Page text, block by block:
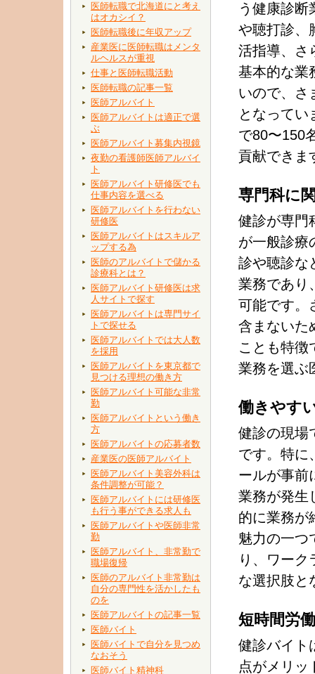
医師転職で北海道にと考え
はオカシイ？
医師転職後に年収アップ
産業医に医師転職はメンタ
ルヘルスが重視
仕事と医師転職活動
医師転職の記事一覧
医師アルバイト
医師アルバイトは適正で選
ぶ
医師アルバイト募集内視鏡
夜勤の看護師医師アルバイ
ト
医師アルバイト研修医でも
仕事内容を選べる
医師アルバイトを行わない
研修医
医師アルバイトはスキルア
ップする為
医師のアルバイトで儲かる
診療科とは？
医師アルバイト研修医は求
人サイトで探す
医師アルバイトは専門サイ
トで探せる
医師アルバイトでは大人数
を採用
医師アルバイトを東京都で
見つける理想の働き方
医師アルバイト可能な非常
勤
医師アルバイトという働き
方
医師アルバイトの応募者数
産業医の医師アルバイト
医師アルバイト美容外科は
条件調整が可能？
医師アルバイトには研修医
も行う事ができる求人も
医師アルバイトや医師非常
勤
医師アルバイト、非常勤で
職場復帰
医師のアルバイト非常勤は
自分の専門性を活かしたも
のを
医師アルバイトの記事一覧
医師バイト
医師バイトで自分を見つめ
なおそう
医師バイト精神科
う健康診断
や聴打診、
活指導、さ
基本的な業
いので、さ
となってい
で80〜150
貢献できま
専門科に
健診が専門
が一般診療
診や聴診な
業務であり
可能です。
含まないた
ことも特徴
業務を選ぶ
働きやす
健診の現場
です。特に
ールが事前
業務が発生
的に業務が
魅力の一つ
り、ワー
な選択肢と
短時間労
健診バイト
点がメリッ